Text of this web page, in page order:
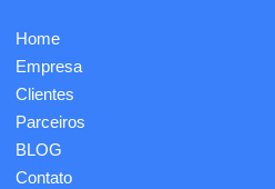
Home
Empresa
Clientes
Parceiros
BLOG
Contato